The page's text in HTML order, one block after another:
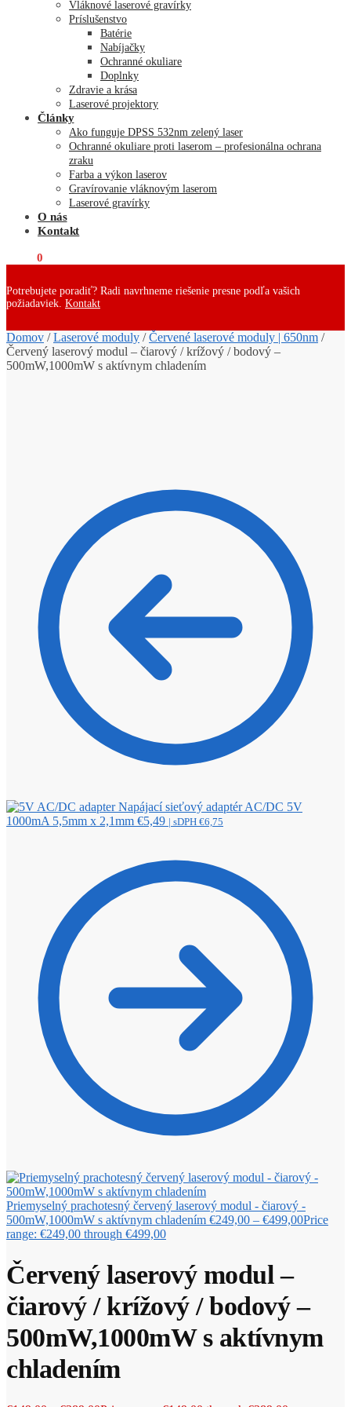
Vláknové laserové gravírky
Príslušenstvo
Batérie
Nabíjačky
Ochranné okuliare
Doplnky
Zdravie a krása
Laserové projektory
Články
Ako funguje DPSS 532nm zelený laser
Ochranné okuliare proti laserom – profesionálna ochrana
zraku
Farba a výkon laserov
Gravírovanie vláknovým laserom
Laserové gravírky
O nás
Kontakt
0
Potrebujete poradiť? Radi navrhneme riešenie presne podľa vašich
požiadaviek. Kontakt
Domov /Laserové moduly /Červené laserové moduly | 650nm /
Červený laserový modul – čiarový / krížový / bodový –
500mW,1000mW s aktívnym chladením
Napájací sieťový adaptér AC/DC 5V
1000mA 5,5mm x 2,1mm €5,49 | sDPH €6,75
Priemyselný prachotesný červený laserový modul - čiarový -
500mW,1000mW s aktívnym chladením €249,00 – €499,00Price
range: €249,00 through €499,00
Červený laserový modul –
čiarový / krížový / bodový –
500mW,1000mW s aktívnym
chladením